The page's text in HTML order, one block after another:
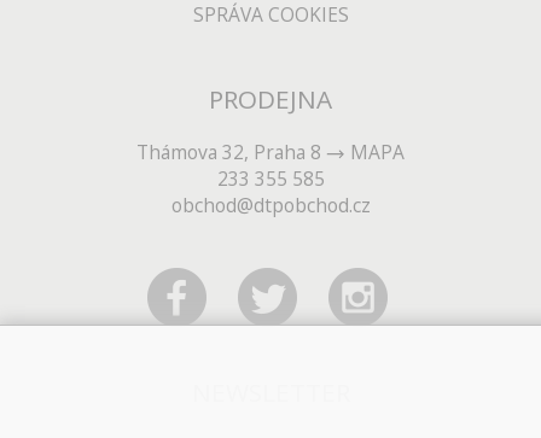
SPRÁVA COOKIES
PRODEJNA
Thámova 32, Praha 8
MAPA
233 355 585
obchod@dtpobchod.cz